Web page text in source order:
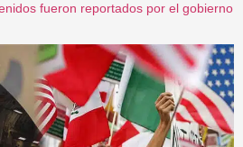
fueron reportados por el gobierno